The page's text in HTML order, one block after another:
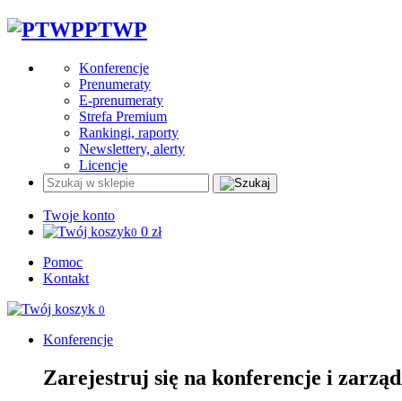
PTWP
Konferencje
Prenumeraty
E-prenumeraty
Strefa Premium
Rankingi, raporty
Newslettery, alerty
Licencje
Twoje konto
0 0 zł
Pomoc
Kontakt
0
Konferencje
Zarejestruj się na konferencje i